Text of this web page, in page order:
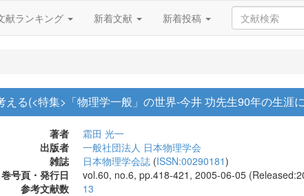
献ランキング 新着文献 新着投稿
える(<特集>「物理学一般」の世界-今井 功先生90年の生涯
著者
霜田 光一
出版者
一般社団法人 日本物理学会
雑誌
日本物理学会誌 (ISSN:00290181)
巻号頁・発行日
vol.60, no.6, pp.418-421, 2005-06-05
参考文献数
13